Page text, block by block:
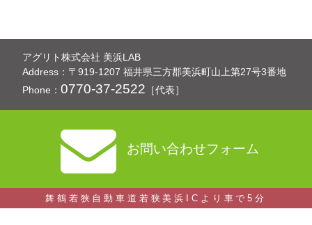
アグリト株式会社 美浜LAB
Address：〒919-1207 福井県三方郡美浜町山上第27号3番地
Phone： 0770-37-2522 ［代表］
お問い合わせフォーム
舞鶴若狭自動車道若狭美浜ICより車で5分